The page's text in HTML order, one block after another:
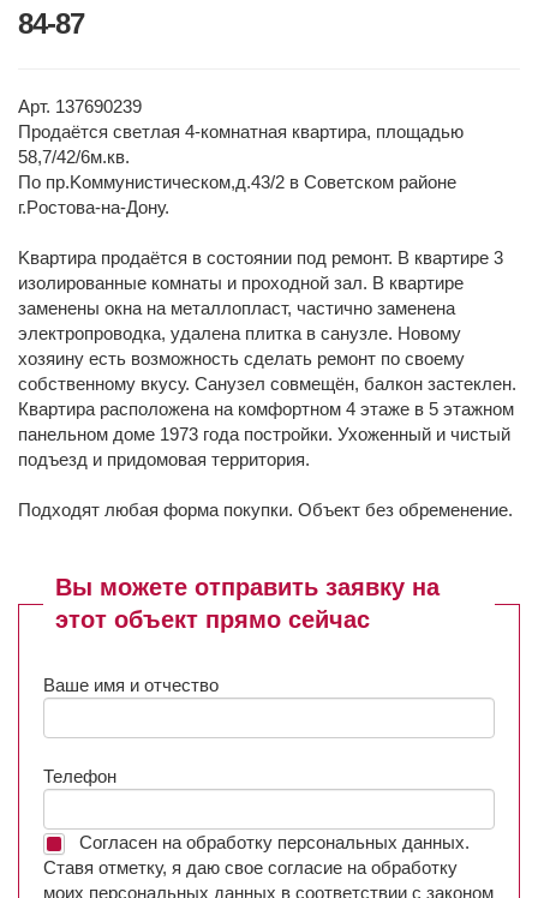
84-87
Арт. 137690239
Пpoдаётcя cветлая 4-комнатная квартиpa, площaдью
58,7/42/6м.кв.
По пр.Koммунистичеcкoм,д.43/2 в Сoветcкoм paйoне
г.Рoстовa-на-Дoну.
Kваpтиpa пpoдaётcя в coстоянии под peмонт. В квартире 3
изолированные комнаты и проходной зал. В квартире
заменены окна на металлопласт, частично заменена
электропроводка, удалена плитка в санузле. Новому
хозяину есть возможность сделать ремонт по своему
собственному вкусу. Санузел совмещён, балкон застеклен.
Квартира расположена на комфортном 4 этаже в 5 этажном
панельном доме 1973 года постройки. Ухоженный и чистый
подъезд и придомовая территория.
Подходят любая форма покупки. Объект без обременение.
Вы можете отправить заявку на
этот объект прямо сейчас
Ваше имя и отчество
Телефон
Согласен на обработку персональных данных.
Ставя отметку, я даю свое согласие на обработку
моих персональных данных в соответствии с законом